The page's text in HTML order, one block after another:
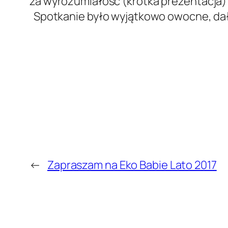
Spotkanie było wyjątkowo owocne,
← Zapraszam na Eko Babie Lato 2017